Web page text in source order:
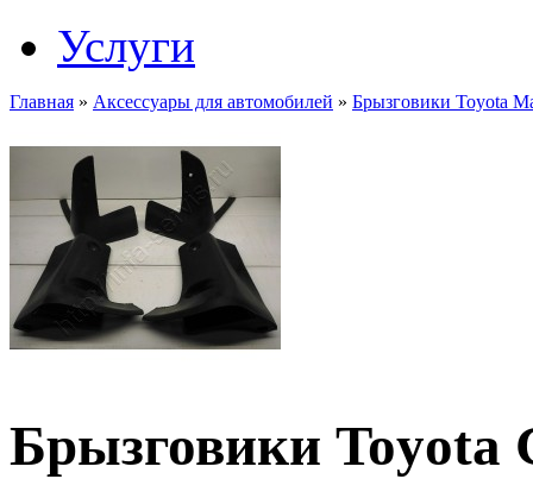
Услуги
Главная » Аксессуары для автомобилей » Брызговики Toyota
Брызговики Toyota